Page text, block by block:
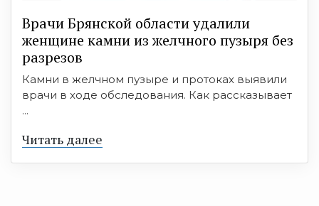
Врачи Брянской области удалили
женщине камни из желчного пузыря без
разрезов
Камни в желчном пузыре и протоках выявили
врачи в ходе обследования. Как рассказывает
...
Читать далее